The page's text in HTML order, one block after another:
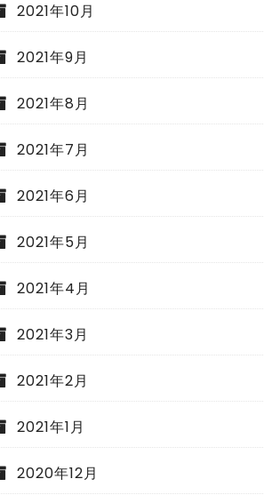
2021年10月
2021年9月
2021年8月
2021年7月
2021年6月
2021年5月
2021年4月
2021年3月
2021年2月
2021年1月
2020年12月